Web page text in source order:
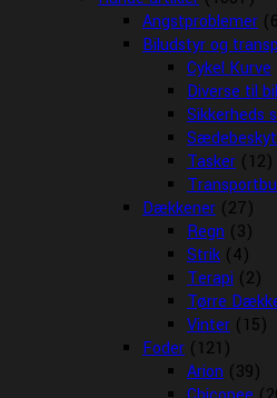
Angstproblemer
Biludstyr og
Cykel Kurve
Diverse til
Sikkerheds
Tasker (12)
Dækkener (27)
Regn (3)
Strik (4)
Terapi (2)
Tørre
Vinter (15)
Foder (121)
Arion (39)